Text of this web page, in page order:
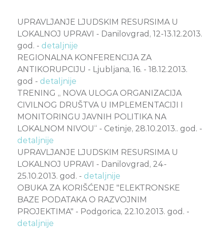
UPRAVLJANJE LJUDSKIM RESURSIMA U
LOKALNOJ UPRAVI - Danilovgrad, 12-13.12.2013.
god. - detaljnije
REGIONALNA KONFERENCIJA ZA
ANTIKORUPCIJU - Ljubljana, 16. - 18.12.2013.
god - detaljnije
TRENING „ NOVA ULOGA ORGANIZACIJA
CIVILNOG DRUŠTVA U IMPLEMENTACIJI I
MONITORINGU JAVNIH POLITIKA NA
LOKALNOM NIVOU“ - Cetinje, 28.10.2013.. god. -
detaljnije
UPRAVLJANJE LJUDSKIM RESURSIMA U
LOKALNOJ UPRAVI - Danilovgrad, 24-
25.10.2013. god. - detaljnije
OBUKA ZA KORIŠĆENJE "ELEKTRONSKE
BAZE PODATAKA O RAZVOJNIM
PROJEKTIMA" - Podgorica, 22.10.2013. god. -
detaljnije